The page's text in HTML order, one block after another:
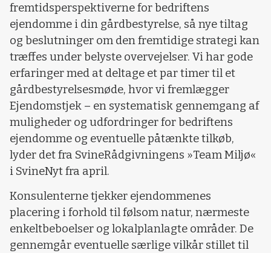
fremtidsperspektiverne for bedriftens
ejendomme i din gårdbestyrelse, så nye tiltag
og beslutninger om den fremtidige strategi kan
træffes under belyste overvejelser. Vi har gode
erfaringer med at deltage et par timer til et
gårdbestyrelsesmøde, hvor vi fremlægger
Ejendomstjek – en systematisk gennemgang af
muligheder og udfordringer for bedriftens
ejendomme og eventuelle påtænkte tilkøb,
lyder det fra SvineRådgivningens »Team Miljø«
i SvineNyt fra april.
Konsulenterne tjekker ejendommenes
placering i forhold til følsom natur, nærmeste
enkeltbeboelser og lokalplanlagte områder. De
gennemgår eventuelle særlige vilkår stillet til